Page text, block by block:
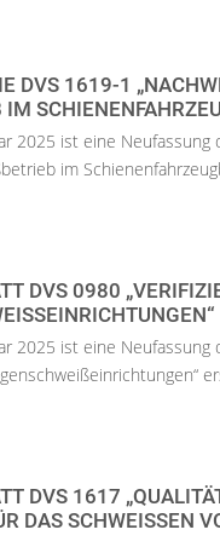
DVS 1619-1
2025 ist eine
im
DVS 0980
2025 ist eine
DVS 1617
DAS SCHWEISSEN